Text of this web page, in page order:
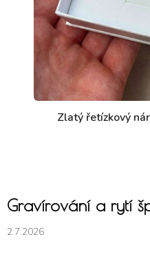
Zlatý řetízkový
Gravírování a rytí
2.7.2026